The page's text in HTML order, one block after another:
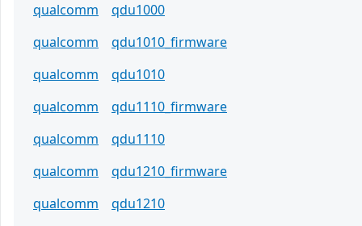
qualcomm
qdu1000
qualcomm
qdu1010_firmware
qualcomm
qdu1010
qualcomm
qdu1110_firmware
qualcomm
qdu1110
qualcomm
qdu1210_firmware
qualcomm
qdu1210